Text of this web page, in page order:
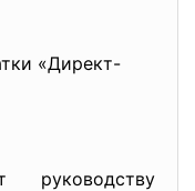
«Директ-
руководству